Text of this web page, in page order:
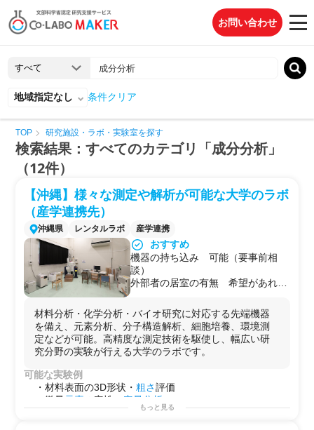
お問い合わせ
地域指定なし 条件クリア
TOP 研究施設・ラボ・実験室を探す
検索結果：すべてのカテゴリ「成分分析」
（12件）
【沖縄】様々な測定や解析が可能な大学のラボ
（産学連携先）
沖縄県 レンタルラボ 産学連携
おすすめ
機器の持ち込み 可能（要事前相
談）
外部者の居室の有無 希望があれば
駐車場 学内の共通駐車場を利用可
能
材料分析・化学分析・バイオ研究に対応する先端機器
を備え、元素分析、分子構造解析、細胞培養、環境測
定などが可能。高精度な測定技術を駆使し、幅広い研
究分野の実験が行える大学のラボです。
可能な実験例
・材料表面の3D形状・粗さ評価
・微量 元素 の定性・ 定量分析
構造解析もっと見る